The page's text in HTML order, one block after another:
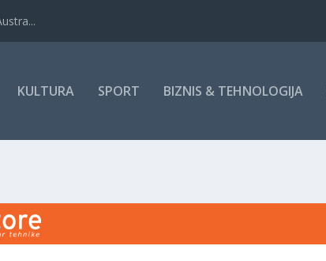
KULTURA SPORT BIZNIS & TEHNOLOGIJA